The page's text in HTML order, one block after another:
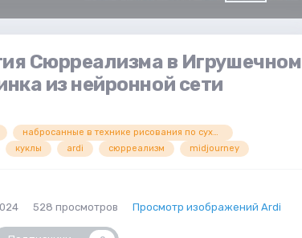
Сюрреализма в Игрушечном
из нейронной сети
набросанные в технике рисования по сухому
куклы ardi сюрреализм midjourney
528 просмотров Просмотр изображений Ardi